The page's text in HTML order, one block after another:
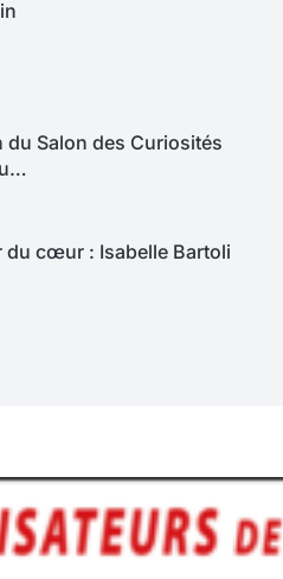
du Salon des Curiosités
du cœur : Isabelle Bartoli